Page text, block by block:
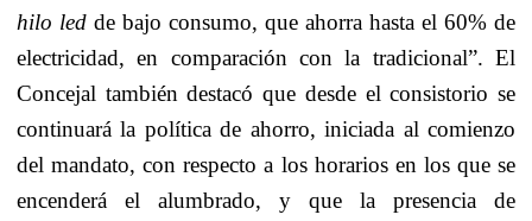
hilo led de bajo consumo, que ahorra hasta el 60% de
electricidad, en comparación con la tradicional”. El
Concejal también destacó que desde el consistorio se
continuará la política de ahorro, iniciada al comienzo
del mandato, con respecto a los horarios en los que se
encenderá el alumbrado, y que la presencia de